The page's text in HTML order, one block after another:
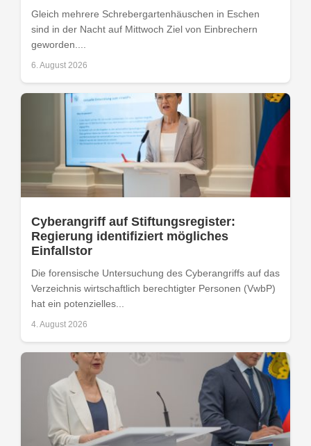
Gleich mehrere Schrebergartenhäuschen in Eschen
sind in der Nacht auf Mittwoch Ziel von Einbrechern
geworden....
6. August 2026
Cyberangriff auf Stiftungsregister:
Regierung identifiziert mögliches
Einfallstor
Die forensische Untersuchung des Cyberangriffs auf das
Verzeichnis wirtschaftlich berechtigter Personen (VwbP)
hat ein potenzielles...
4. August 2026